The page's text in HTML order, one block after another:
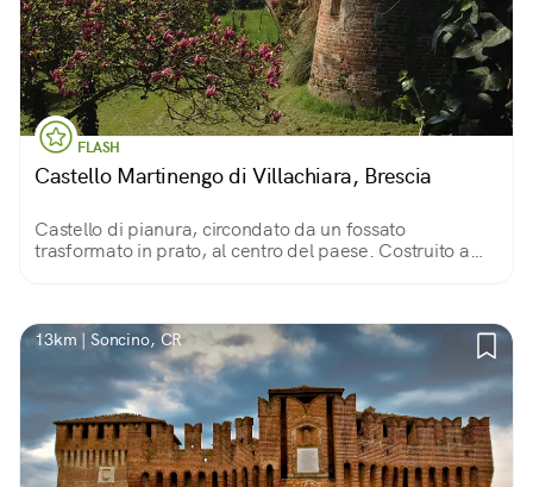
FLASH
Castello Martinengo di Villachiara, Brescia
Castello di pianura, circondato da un fossato
trasformato in prato, al centro del paese. Costruito a
13km | Soncino, CR